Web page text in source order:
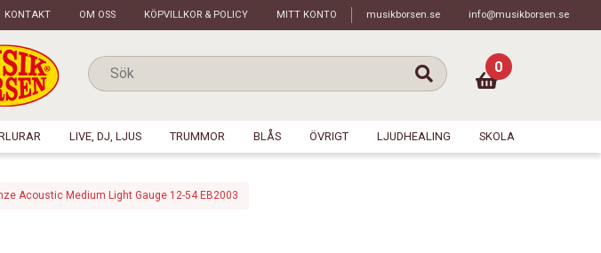
KONTAKT OM OSS KÖPVILLKOR & POLICY MITT KONTO musikborsen.se info@musikborsen.se
0
LIVE, DJ, LJUS TRUMMOR BLÅS ÖVRIGT LJUDHEALING SKOLA
Acoustic Medium Light Gauge 12-54 EB2003